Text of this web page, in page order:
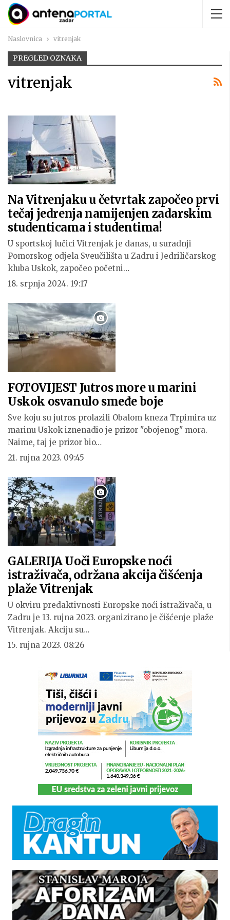
Naslovnica vitrenjak
PREGLED OZNAKA
vitrenjak
Na Vitrenjaku u četvrtak započeo prvi
tečaj jedrenja namijenjen zadarskim
studenticama i studentima!
U sportskoj lučici Vitrenjak je danas, u suradnji
Pomorskog odjela Sveučilišta u Zadru i Jedriličarskog
kluba Uskok, započeo početni…
18. srpnja 2024. 19:17
FOTOVIJEST Jutros more u marini
Uskok osvanulo smeđe boje
Sve koju su jutros prolazili Obalom kneza Trpimira uz
marinu Uskok iznenadio je prizor "obojenog" mora.
Naime, taj je prizor bio…
21. rujna 2023. 09:45
GALERIJA Uoči Europske noći
istraživača, održana akcija čišćenja
plaže Vitrenjak
U okviru predaktivnosti Europske noći istraživača, u
Zadru je 13. rujna 2023. organizirano je čišćenje plaže
Vitrenjak. Akciju su…
15. rujna 2023. 08:26